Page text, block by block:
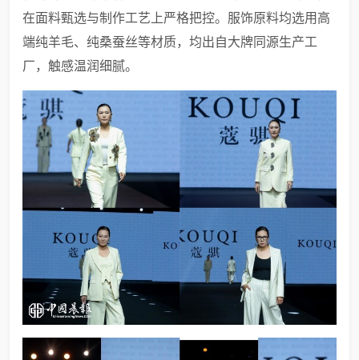
在面料甄选与制作工艺上严格把控。服饰原料均选用高
端纯羊毛、纯桑蚕丝等材质，均出自大牌同源生产工
厂，触感温润细腻。